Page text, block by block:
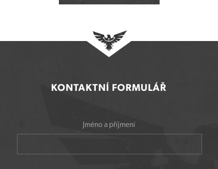
KONTAKTNÍ FORMULÁŘ
Jméno a příjmení